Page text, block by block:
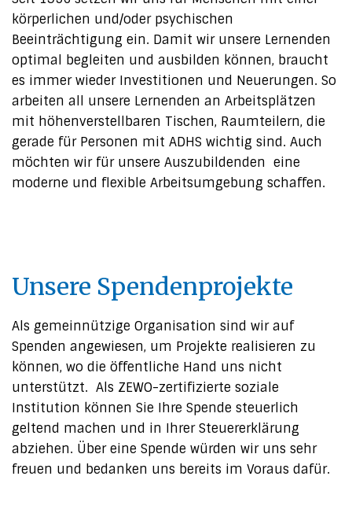
körperlichen und/oder psychischen
Beeinträchtigung ein. Damit wir unsere Lernenden
optimal begleiten und ausbilden können, braucht
es immer wieder Investitionen und Neuerungen. So
arbeiten all unsere Lernenden an Arbeitsplätzen
mit höhenverstellbaren Tischen, Raumteilern, die
gerade für Personen mit ADHS wichtig sind. Auch
möchten wir für unsere Auszubildenden eine
moderne und flexible Arbeitsumgebung schaffen.
Unsere Spendenprojekte
Als gemeinnützige Organisation sind wir auf
Spenden angewiesen, um Projekte realisieren zu
können, wo die öffentliche Hand uns nicht
unterstützt. Als ZEWO-zertifizierte soziale
Institution können Sie Ihre Spende steuerlich
geltend machen und in Ihrer Steuererklärung
abziehen. Über eine Spende würden wir uns sehr
freuen und bedanken uns bereits im Voraus dafür.